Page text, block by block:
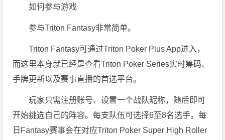
如何参与游戏
参与Triton Fantasy非常简单。
Triton Fantasy可通过Triton Poker Plus App进入，
而这里本身就已经是查看Triton Poker Series实时筹码、
手牌更新以及赛事直播的首选平台。
玩家只需注册账号、设置一个战队昵称，随后即可
开始挑选自己的阵容。每支队伍可选择6至8名选手。每
日Fantasy赛事会在对应Triton Poker Super High Roller